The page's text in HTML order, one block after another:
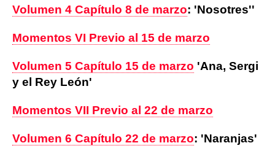
Volumen 4 Capítulo 8 de marzo: 'Nosotres''
Momentos VI Previo al 15 de marzo
Volumen 5 Capítulo 15 de marzo 'Ana, Sergi
y el Rey León'
Momentos VII Previo al 22 de marzo
Volumen 6 Capítulo 22 de marzo: 'Naranjas'